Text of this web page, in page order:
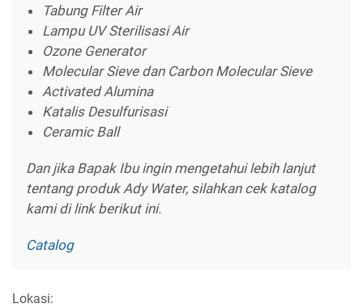
Tabung Filter Air
Lampu UV Sterilisasi Air
Ozone Generator
Molecular Sieve dan Carbon Molecular Sieve
Activated Alumina
Katalis Desulfurisasi
Ceramic Ball
Dan jika Bapak Ibu ingin mengetahui lebih lanjut
tentang produk Ady Water, silahkan cek katalog
kami di link berikut ini.
Catalog
Lokasi: